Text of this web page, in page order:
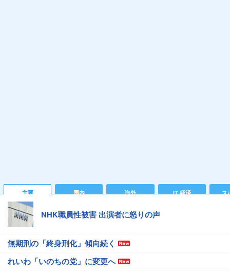
主要 国内 海外 IT 経済 ス
NHK職員性被害 出演者に怒りの声
無期刑の「終身刑化」傾向続く
れいわ「いのちの党」に変更へ